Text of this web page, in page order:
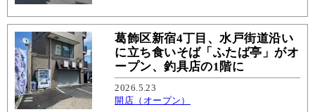
葛飾区新宿4丁目、水戸街道沿い
に立ち食いそば「ふたば亭」がオ
ープン、釣具店の1階に
2026.5.23
開店（オープン）